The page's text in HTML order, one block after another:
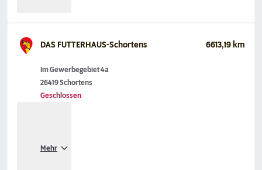
DAS FUTTERHAUS-Schortens 6613,19 km
Im Gewerbegebiet 4a
26419 Schortens
Geschlossen
Mehr